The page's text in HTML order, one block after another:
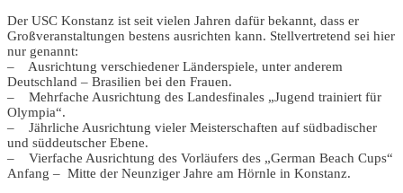
Der USC Konstanz ist seit vielen Jahren dafür bekannt, dass er
Großveranstaltungen bestens ausrichten kann. Stellvertretend sei hier
nur genannt:
– Ausrichtung verschiedener Länderspiele, unter anderem
Deutschland – Brasilien bei den Frauen.
– Mehrfache Ausrichtung des Landesfinales „Jugend trainiert für
Olympia“.
– Jährliche Ausrichtung vieler Meisterschaften auf südbadischer
und süddeutscher Ebene.
– Vierfache Ausrichtung des Vorläufers des „German Beach Cups“
Anfang – Mitte der Neunziger Jahre am Hörnle in Konstanz.